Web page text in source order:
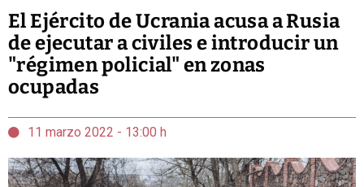
El Ejército de Ucrania acusa a Rusia
de ejecutar a civiles e introducir un
"régimen policial" en zonas
ocupadas
11 marzo 2022 - 13:00 h